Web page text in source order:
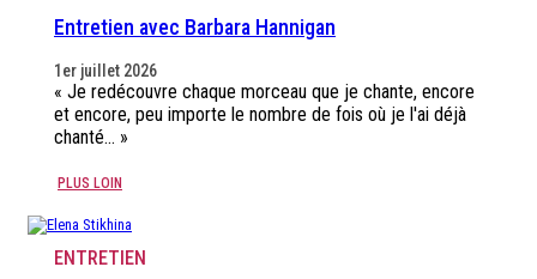
Entretien avec Barbara Hannigan
1er juillet 2026
« Je redécouvre chaque morceau que je chante, encore
et encore, peu importe le nombre de fois où je l'ai déjà
chanté... »
PLUS LOIN
ENTRETIEN